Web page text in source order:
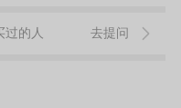
的人 去提问